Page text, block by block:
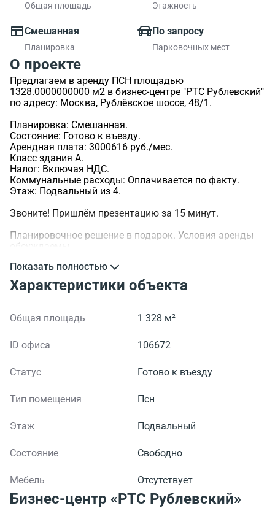
Общая площадь Этажность
Смешанная
Планировка
По запросу
Парковочных мест
О проекте
Предлагаем в аренду ПСН площадью
1328.0000000000 м2 в бизнес-центре "РТС Рублевский"
по адресу: Москва, Рублёвское шоссе, 48/1.
Планировка: Смешанная.
Состояние: Готово к въезду.
Арендная плата: 3000616 руб./мес.
Класс здания A.
Налог: Включая НДС.
Коммунальные расходы: Оплачивается по факту.
Этаж: Подвальный из 4.
Звоните! Пришлём презентацию за 15 минут.
Планировочное решение в подарок. Условия аренды
обсуждаемы.
>ID объекта - 106672.
Показать полностью
Характеристики объекта
Общая площадь 1 328 м²
ID офиса 106672
Статус Готово к въезду
Тип помещения Псн
Этаж Подвальный
Состояние Свободно
Мебель Отсутствует
Бизнес-центр «РТС Рублевский»